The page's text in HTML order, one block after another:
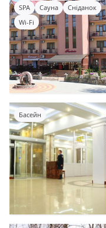
SPA
Сауна
Сніданок
Wi-Fi
Басейн